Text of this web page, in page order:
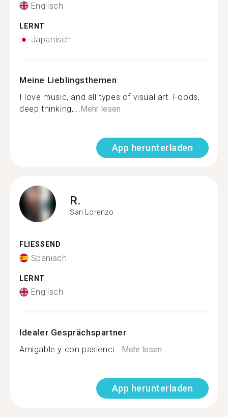
Englisch
LERNT
Japanisch
Meine Lieblingsthemen
I love music, and all types of visual art. Foods,
deep thinking,...Mehr lesen
App herunterladen
R.
San Lorenzo
FLIESSEND
Spanisch
LERNT
Englisch
Idealer Gesprächspartner
Amigable y con pasienci...Mehr lesen
App herunterladen